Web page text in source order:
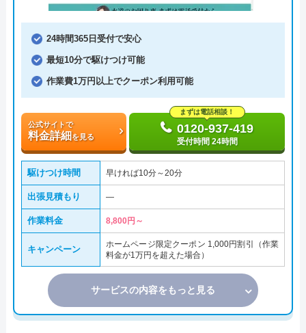
24時間365日受付で安心
最短10分で駆けつけ可能
作業費1万円以上でクーポン利用可能
公式サイトで
料金詳細 を見る
まずは電話相談！
0120-937-419
受付時間 24時間
駆けつけ時間 早ければ10分～20分
出張見積もり ―
作業料金 8,800円～
キャンペーン
ホームページ限定クーポン 1,000円割引（作業
料金が1万円を超えた場合）
サービスの内容をもっと見る